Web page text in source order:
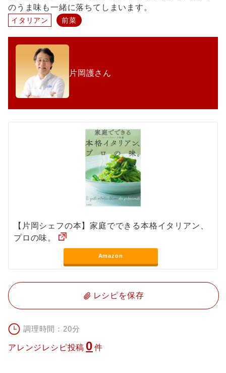
のうま味も一緒に落ちてしまいます。
イタリアン 前菜
片岡護さん
【片岡シェフの本】家庭でできる本格イタリアン、
プロの味。
Amazon
レシピを保存
調理時間：20分
アレンジレシピ投稿 0 件